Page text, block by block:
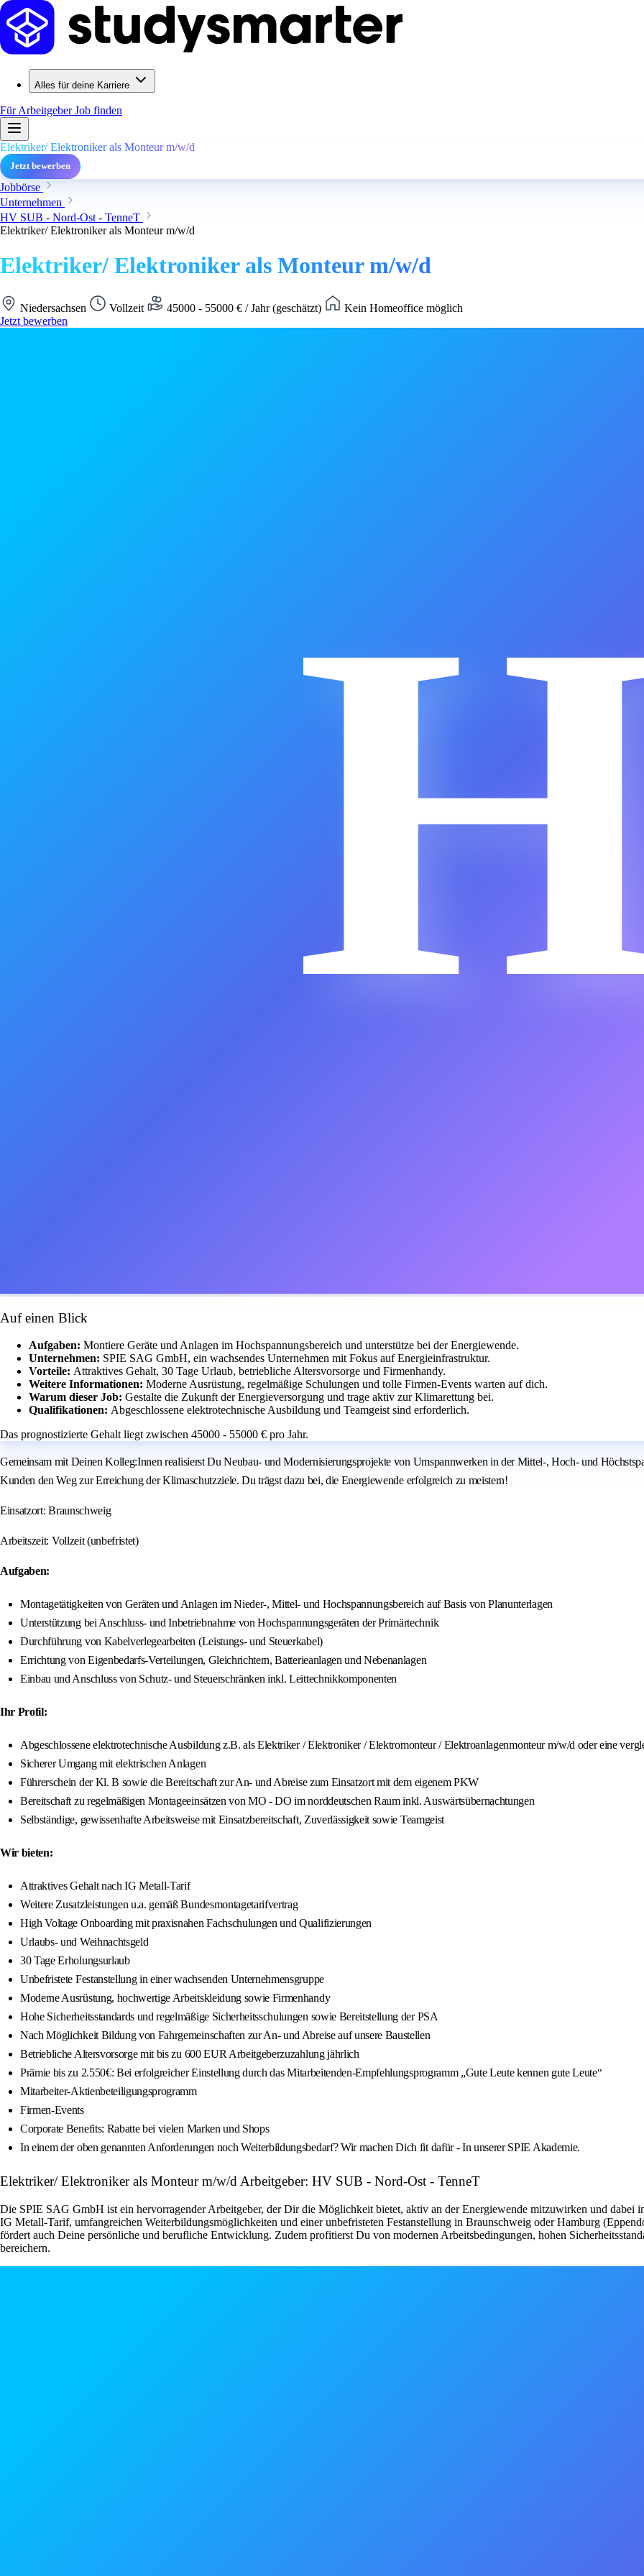
Alles für deine Karriere
Für ArbeitgeberJob finden
Elektriker/ Elektroniker als Monteur m/w/d
Jetzt bewerben
Jobbörse
Unternehmen
HV SUB - Nord-Ost - TenneT
Elektriker/ Elektroniker als Monteur m/w/d
Elektriker/ Elektroniker als Monteur m/w/d
Niedersachsen Vollzeit 45000 - 55000 € / Jahr (geschätzt)
Kein Homeoffice möglich
Jetzt bewerben
Auf einen Blick
Aufgaben: Montiere Geräte und Anlagen im Hochspannungsbereich und unterstütze bei der Energiewende.
Unternehmen: SPIE SAG GmbH, ein wachsendes Unternehmen mit Fokus auf Energieinfrastruktur.
Vorteile: Attraktives Gehalt, 30 Tage Urlaub, betriebliche Altersvorsorge und Firmenhandy.
Weitere Informationen: Moderne Ausrüstung, regelmäßige Schulungen und tolle Firmen-Events warten auf dich.
Warum dieser Job: Gestalte die Zukunft der Energieversorgung und trage aktiv zur Klimarettung bei.
Qualifikationen: Abgeschlossene elektrotechnische Ausbildung und Teamgeist sind erforderlich.
Das prognostizierte Gehalt liegt zwischen 45000 - 55000 € pro Jahr.
Gemeinsam mit Deinen Kolleg:Innen realisierst Du Neubau- und Modernisierungsprojekte von Umspannwerken in der Mittel-, Hoch- und
Kunden den Weg zur Erreichung der Klimaschutzziele. Du trägst dazu bei, die Energiewende erfolgreich zu meistern!
Einsatzort: Braunschweig
Arbeitszeit: Vollzeit (unbefristet)
Aufgaben:
Montagetätigkeiten von Geräten und Anlagen im Nieder-, Mittel- und Hochspannungsbereich auf Basis von Planunterlagen
Unterstützung bei Anschluss- und Inbetriebnahme von Hochspannungsgeräten der Primärtechnik
Durchführung von Kabelverlegearbeiten (Leistungs- und Steuerkabel)
Errichtung von Eigenbedarfs-Verteilungen, Gleichrichtern, Batterieanlagen und Nebenanlagen
Einbau und Anschluss von Schutz- und Steuerschränken inkl. Leittechnikkomponenten
Ihr Profil:
Abgeschlossene elektrotechnische Ausbildung z.B. als Elektriker / Elektroniker / Elektromonteur / Elektroanlagenmonteur m/w/d oder eine
Sicherer Umgang mit elektrischen Anlagen
Führerschein der Kl. B sowie die Bereitschaft zur An- und Abreise zum Einsatzort mit dem eigenem PKW
Bereitschaft zu regelmäßigen Montageeinsätzen von MO - DO im norddeutschen Raum inkl. Auswärtsübernachtungen
Selbständige, gewissenhafte Arbeitsweise mit Einsatzbereitschaft, Zuverlässigkeit sowie Teamgeist
Wir bieten:
Attraktives Gehalt nach IG Metall-Tarif
Weitere Zusatzleistungen u.a. gemäß Bundesmontagetarifvertrag
High Voltage Onboarding mit praxisnahen Fachschulungen und Qualifizierungen
Urlaubs- und Weihnachtsgeld
30 Tage Erholungsurlaub
Unbefristete Festanstellung in einer wachsenden Unternehmensgruppe
Moderne Ausrüstung, hochwertige Arbeitskleidung sowie Firmenhandy
Hohe Sicherheitsstandards und regelmäßige Sicherheitsschulungen sowie Bereitstellung der PSA
Nach Möglichkeit Bildung von Fahrgemeinschaften zur An- und Abreise auf unsere Baustellen
Betriebliche Altersvorsorge mit bis zu 600 EUR Arbeitgeberzuzahlung jährlich
Prämie bis zu 2.550€: Bei erfolgreicher Einstellung durch das Mitarbeitenden-Empfehlungsprogramm „Gute Leute kennen gute Leute“
Mitarbeiter-Aktienbeteiligungsprogramm
Firmen-Events
Corporate Benefits: Rabatte bei vielen Marken und Shops
In einem der oben genannten Anforderungen noch Weiterbildungsbedarf? Wir machen Dich fit dafür - In unserer SPIE Akademie.
Elektriker/ Elektroniker als Monteur m/w/d Arbeitgeber: HV SUB - Nord-Ost - TenneT
Die SPIE SAG GmbH ist ein hervorragender Arbeitgeber, der Dir die Möglichkeit bietet, aktiv an der Energiewende mitzuwirken und dabei
IG Metall-Tarif, umfangreichen Weiterbildungsmöglichkeiten und einer unbefristeten Festanstellung in Braunschweig oder Hamburg
fördert auch Deine persönliche und berufliche Entwicklung. Zudem profitierst Du von modernen Arbeitsbedingungen, hohen
bereichern.